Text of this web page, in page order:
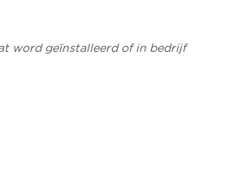
word geïnstalleerd of in bedrijf